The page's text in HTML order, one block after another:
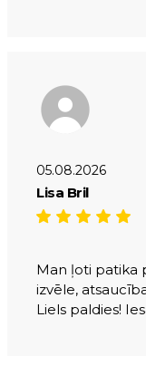
05.08.2026
Lisa Bril
Man ļoti patika
izvēle,
Liels paldies!